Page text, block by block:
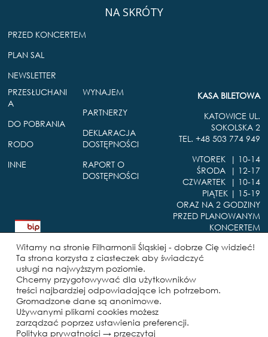
NA SKRÓTY
PRZED KONCERTEM
PLAN SAL
NEWSLETTER
PRZESŁUCHANI
A
DO POBRANIA
RODO
INNE
WYNAJEM
PARTNERZY
DEKLARACJA
DOSTĘPNOŚCI
RAPORT O
DOSTĘPNOŚCI
KASA BILETOWA
KATOWICE UL.
SOKOLSKA 2
TEL. +48 503 774 949
WTOREK | 10-14
ŚRODA | 12-17
CZWARTEK | 10-14
PIĄTEK | 15-19
ORAZ NA 2 GODZINY
PRZED PLANOWANYM
KONCERTEM
FILHARMONIA ŚLĄSKA IM.
HENRYKA MIKOŁAJA
INSTYTUCJĄ KULTURY
SAMORZĄDU WOJEWÓDZTWA
ŚLĄSKIEGO
Witamy na stronie Filharmonii Śląskiej - dobrze Cię widzieć!
Ta strona korzysta z ciasteczek aby świadczyć
usługi na najwyższym poziomie.
Chcemy przygotowywać dla użytkowników
treści najbardziej odpowiadające ich potrzebom.
Gromadzone dane są anonimowe.
Używanymi plikami cookies możesz
zarządzać poprzez ustawienia preferencji.
Polityka prywatności → przeczytaj